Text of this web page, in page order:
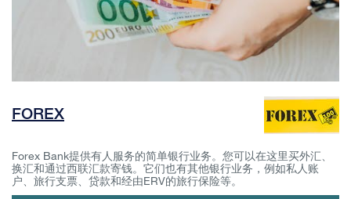
FOREX
Forex Bank提供有人服务的简单银行业务。您可以在这里买外汇、
换汇和通过西联汇款寄钱。它们也有其他银行业务，例如私人账
户、旅行支票、贷款和经由ERV的旅行保险等。